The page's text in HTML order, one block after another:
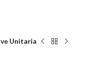
Unitaria